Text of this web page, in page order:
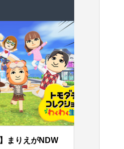
まりえがNDW